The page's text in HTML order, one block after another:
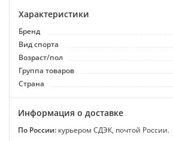
Характеристики
Бренд
Вид спорта
Возраст/пол
Группа товаров
Страна
Информация о доставке
По России: курьером СДЭК, почтой России.